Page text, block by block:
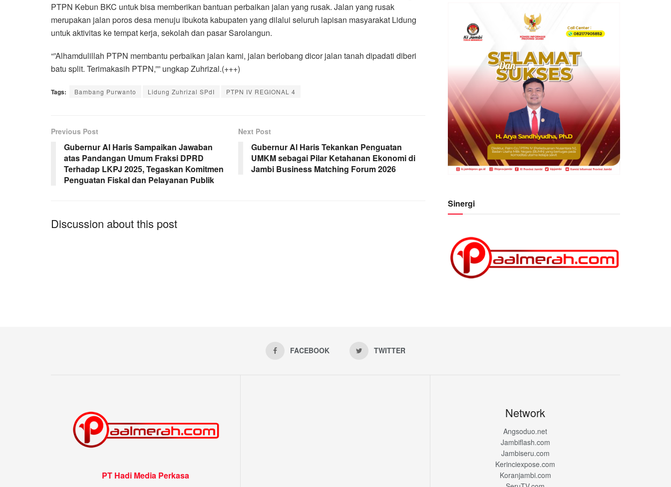
PTPN Kebun BKC untuk bisa memberikan bantuan perbaikan jalan yang rusak. Jalan yang rusak
merupakan jalan poros desa menuju ibukota kabupaten yang dilalui seluruh lapisan masyarakat Lidung
untuk aktivitas ke tempat kerja, sekolah dan pasar Sarolangun.
“”Alhamdulillah PTPN membantu perbaikan jalan kami, jalan berlobang dicor jalan tanah dipadati diberi
batu split. Terimakasih PTPN,”” ungkap Zuhrizal.(+++)
Tags: Bambang Purwanto Lidung Zuhrizal SPdI PTPN IV REGIONAL 4
Previous Post
Gubernur Al Haris Sampaikan Jawaban
atas Pandangan Umum Fraksi DPRD
Terhadap LKPJ 2025, Tegaskan Komitmen
Penguatan Fiskal dan Pelayanan Publik
Next Post
Gubernur Al Haris Tekankan Penguatan
UMKM sebagai Pilar Ketahanan Ekonomi di
Jambi Business Matching Forum 2026
Discussion about this post
Sinergi
FACEBOOK TWITTER
PT Hadi Media Perkasa
Network
Angsoduo.net
Jambiflash.com
Jambiseru.com
Kerinciexpose.com
Koranjambi.com